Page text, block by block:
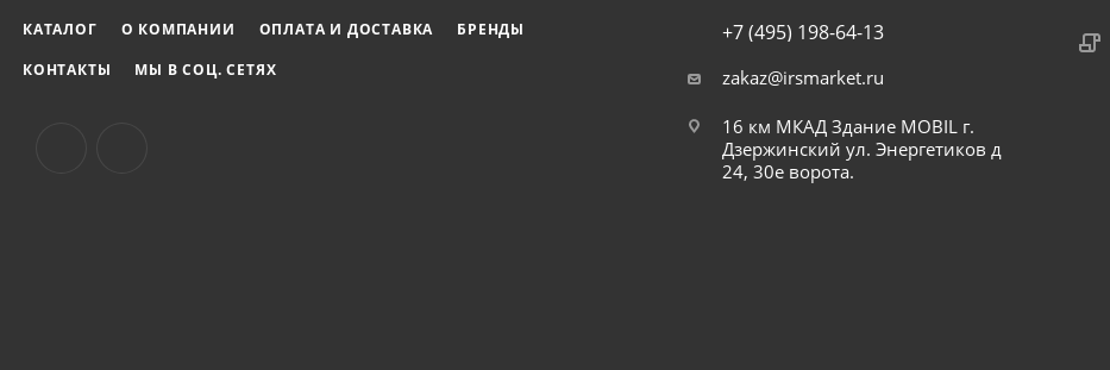
КАТАЛОГ О КОМПАНИИ ОПЛАТА И ДОСТАВКА
БРЕНДЫ
КОНТАКТЫ
МЫ В СОЦ. СЕТЯХ
+7 (495) 198-64-13
zakaz@irsmarket.ru
16 км МКАД Здание MOBIL г.
Дзержинский ул. Энергетиков д
24, 30е ворота.